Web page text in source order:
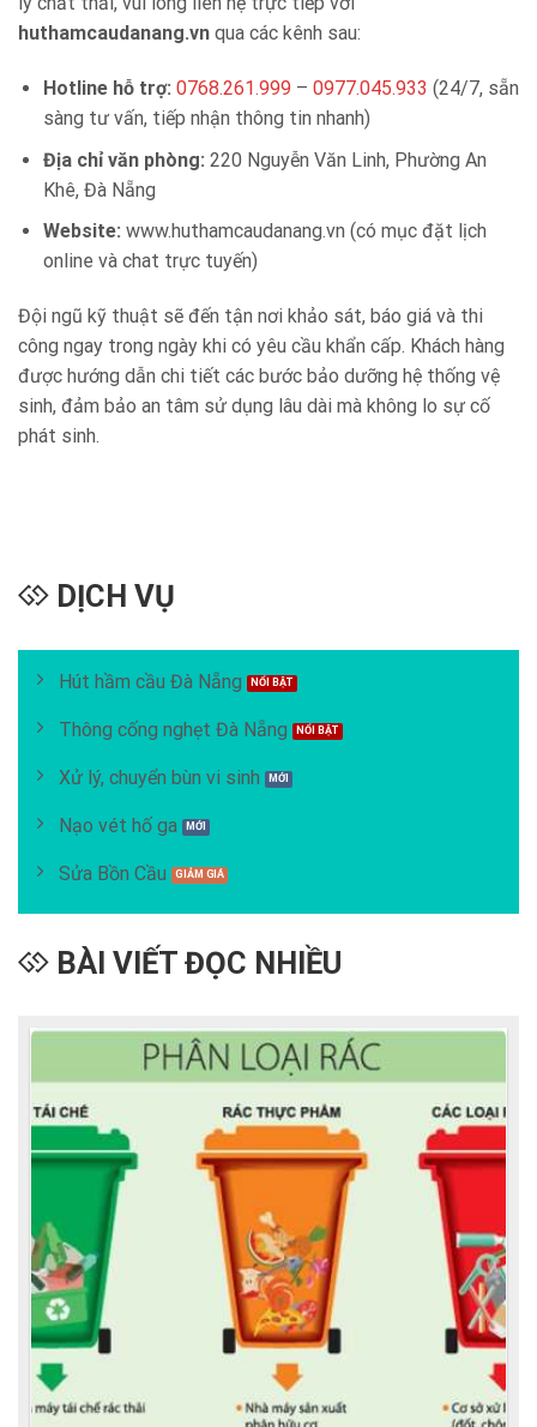
huthamcaudanang.vn qua các kênh sau:
Hotline hỗ trợ: 0768.261.999 – 0977.045.933 (24/7, sẵn
sàng tư vấn, tiếp nhận thông tin nhanh)
Địa chỉ văn phòng: 220 Nguyễn Văn Linh, Phường An
Khê, Đà Nẵng
Website: www.huthamcaudanang.vn (có mục đặt lịch
online và chat trực tuyến)
Đội ngũ kỹ thuật sẽ đến tận nơi khảo sát, báo giá và thi
công ngay trong ngày khi có yêu cầu khẩn cấp. Khách hàng
được hướng dẫn chi tiết các bước bảo dưỡng hệ thống vệ
sinh, đảm bảo an tâm sử dụng lâu dài mà không lo sự cố
phát sinh.
DỊCH VỤ
Hút hầm cầu Đà Nẵng
Thông cống nghẹt Đà Nẵng
Xử lý, chuyển bùn vi sinh
Nạo vét hố ga
Sửa Bồn Cầu
BÀI VIẾT ĐỌC NHIỀU